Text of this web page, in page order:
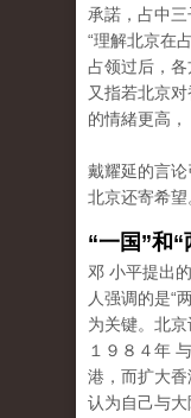
承諾，占中
“理解北京在
占领过后，各
又指若北京
的情緒更高，
戴耀延的言
北京还寄希望
“一国”和“
邓 小平提出
人强调的是“
为关键。北
１９８４年
港，而扩大
认为自己与